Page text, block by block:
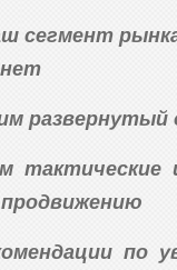
сегмент
тактические
по